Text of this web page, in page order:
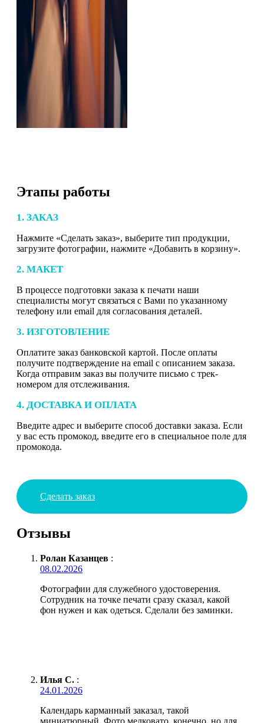
Этапы работы
1. ЗАКАЗ
Нажмите «Сделать заказ», выберите тип продукции,
загрузите фотографии, нажмите «Добавить в корзину».
2. МАКЕТ
В процессе подготовки заказа к печати наши
специалисты могут связаться с Вами по указанному
телефону или email для согласования деталей.
3. ИЗГОТОВЛЕНИЕ
Оплатите заказ банковской картой. После оплаты
получите подтверждение на email с описанием заказа.
Когда отправим заказ вы получите письмо с трек-
номером для отслеживания.
4. ДОСТАВКА И ОПЛАТА
Введите адрес и выберите способ доставки заказа. Если
у вас есть промокод, введите его в специальное поле для
промокода.
Сделать заказ
Отзывы
Ролан Казанцев :
08.02.2026
Фотографии для служебного удостоверения.
Сотрудник на точке печати сразу сказал, какой
фон нужен и как одеться. Сделали без заминки.
Илья С. :
24.01.2026
Календарь карманный заказал, такой
миниатюрный. Фото мелковато, конечно, но для